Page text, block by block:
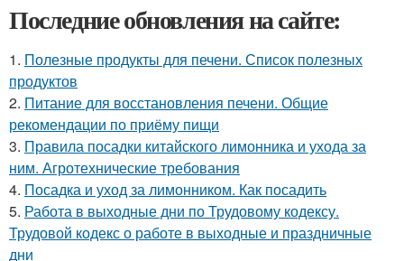
Последние обновления на сайте:
1. Полезные продукты для печени. Список полезных
продуктов
2. Питание для восстановления печени. Общие
рекомендации по приёму пищи
3. Правила посадки китайского лимонника и ухода за
ним. Агротехнические требования
4. Посадка и уход за лимонником. Как посадить
5. Работа в выходные дни по Трудовому кодексу.
Трудовой кодекс о работе в выходные и праздничные
дни